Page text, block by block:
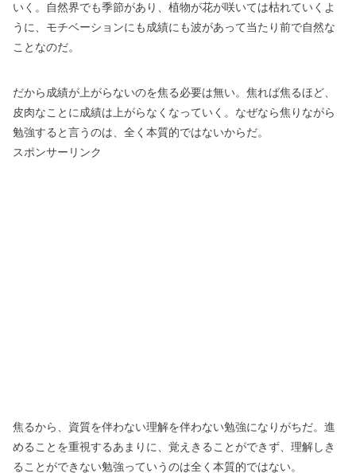
いく。自然界でも季節があり、植物が花が咲いては枯れていくよ
うに、モチベーションにも成績にも波があって当たり前で自然な
ことなのだ。
だから成績が上がらないのを焦る必要は無い。焦れば焦るほど、
皮肉なことに成績は上がらなくなっていく。なぜなら焦りながら
勉強すると言うのは、全く本質的ではないからだ。
スポンサーリンク
焦るから、資質を伴わない理解を伴わない勉強になりがちだ。進
めることを重視するあまりに、覚えきることができず、理解しき
ることができない勉強っていうのは全く本質的ではない。